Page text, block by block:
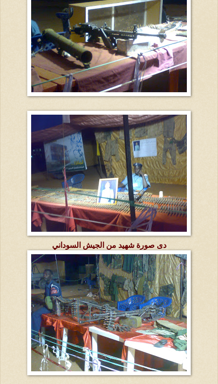
دى صورة شهيد من الجيش السوداني